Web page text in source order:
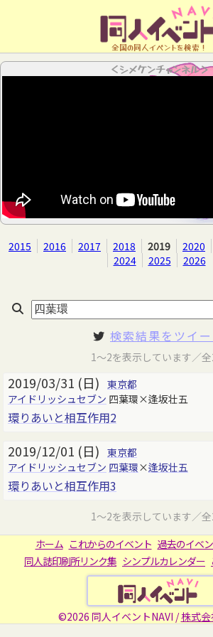
全国の同人イベントを検索！
＜シメケンチャンネル＞
2015 2016 2017 2018 2019 2020
2024
2025 2026
検索結果をツイー
1～2を表示しています／
2019/03/31 (日) 東京都
アイドリッシュセブン 四葉環×逢坂壮五
環りあいと相互作用2
2019/12/01 (日) 東京都
アイドリッシュセブン 四葉環×逢坂壮五
環りあいと相互作用3
1～2を表示しています／
ホーム これからのイベント 過去のイベ
同人誌印刷所リンク集 シンプルカレンダー
©2026 同人イベントNAVI /株式